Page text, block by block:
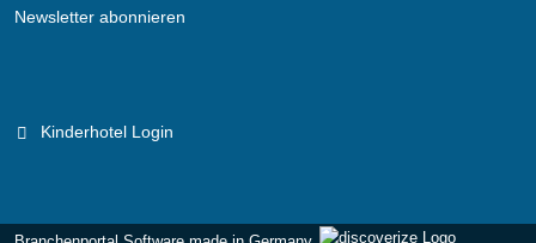
Newsletter abonnieren
Kinderhotel Login